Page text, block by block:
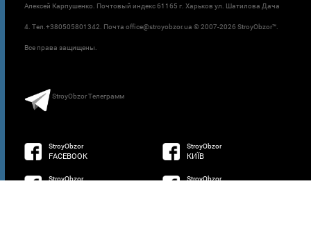
Алексей Карпушенко. Почтовый индекс 61165 г. Харьков ул. Шатилова Дача
4. Тел.+380505801342. Почта office@stroyobzor.ua © 2007-2026 StroyObzor™.
Все права защищены.
StroyObzor Телеграмм
StroyObzor
FACEBOOK
StroyObzor
КИЇВ
StroyObzor StroyObzor